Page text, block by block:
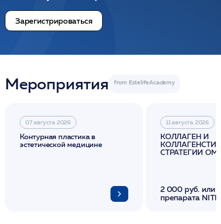
Зарегистрироваться
Мероприятия
07 августа 2026
Контурная пластика в
эстетической медицине
11 августа 2026
КОЛЛАГЕН И
СТРАТЕГИИ
2 000 руб. или
препарата